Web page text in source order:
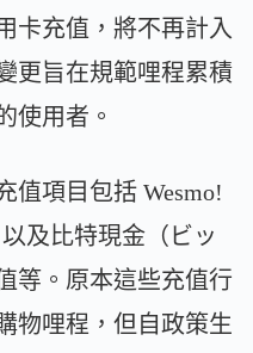
卡充值，將不再計入
更旨在規範哩程累積
使用者。
值項目包括 Wesmo!
以及比特現金（ビッ
等。原本這些充值行
物哩程，但自政策生